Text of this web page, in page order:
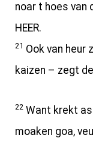
noar t hoes van
HEER.
21 Ook van heur
kaizen – zegt de
22 Want krekt
moaken goa,